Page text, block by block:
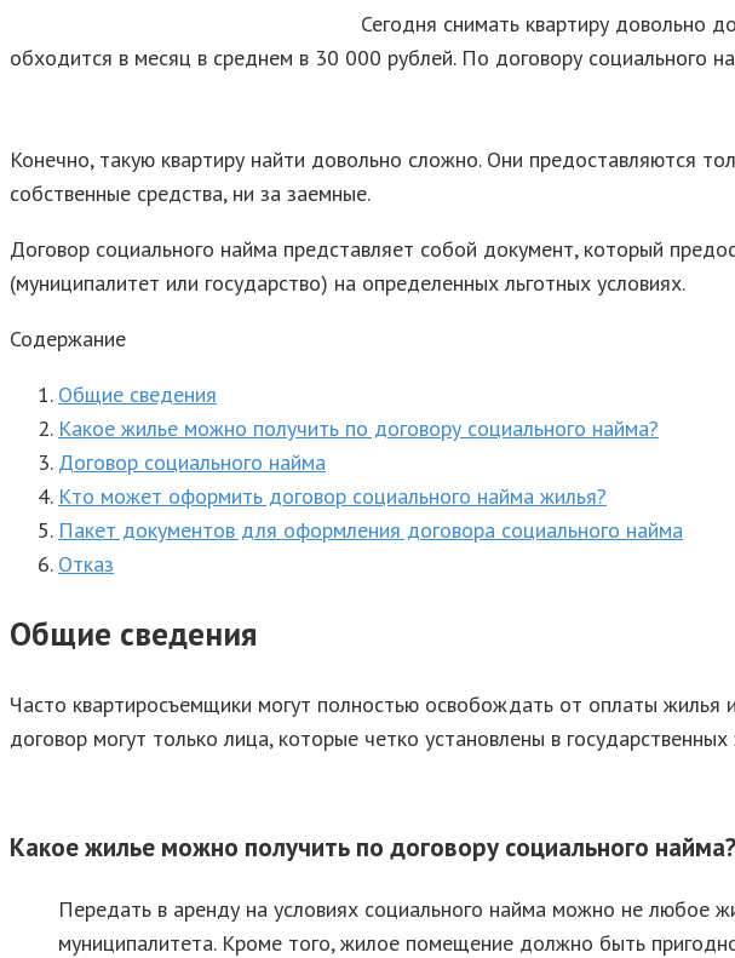
Сегодня снимать квартиру довольно
обходится в месяц в среднем в 30 000 рублей. По договору социального
Конечно, такую квартиру найти довольно сложно. Они предоставляются
собственные средства, ни за заемные.
Договор социального найма представляет собой документ, который
(муниципалитет или государство) на определенных льготных условиях.
Содержание
Общие сведения
Какое жилье можно получить по договору социального найма?
Договор социального найма
Кто может оформить договор социального найма жилья?
Пакет документов для оформления договора социального найма
Отказ
Общие сведения
Часто квартиросъемщики могут полностью освобождать от оплаты
договор могут только лица, которые четко установлены в
Какое жилье можно получить по договору социального найма?
Передать в аренду на условиях социального найма можно не любое
муниципалитета. Кроме того, жилое помещение должно быть